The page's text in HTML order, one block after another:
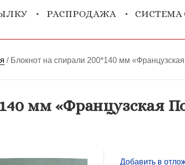
РАСПРОДАЖА
/ Блокнот на спирали 200*140 мм
мм «Французская
Добавить в